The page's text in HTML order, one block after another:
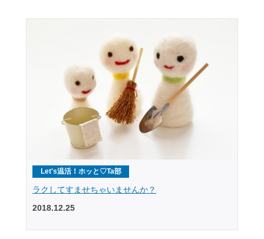
Let's温活！ホッと♡Ta部
ラクしてすませちゃいませんか？
2018.12.25